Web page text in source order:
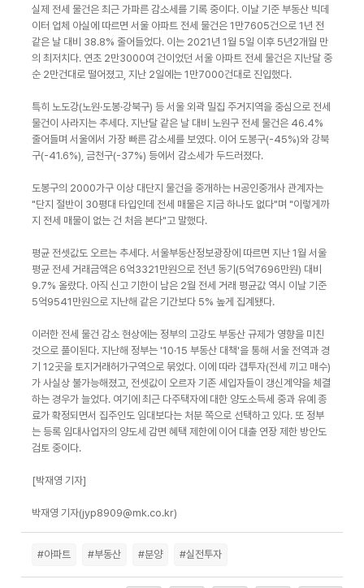
실제 전세 물건은 최근 가파른 감소세를 기록 중이다. 이날 기준 부동산 빅데
이터 업체 아실에 따르면 서울 아파트 전세 물건은 1만7605건으로 1년 전
같은 날 대비 38.8% 줄어들었다. 이는 2021년 1월 5일 이후 5년2개월 만
의 최저치다. 연초 2만3000여 건이었던 서울 아파트 전세 물건은 지난달 중
순 2만건대로 떨어졌고, 지난 2일에는 1만7000건대로 진입했다.
특히 노도강(노원·도봉·강북구) 등 서울 외곽 밀집 주거지역을 중심으로 전세
물건이 사라지는 추세다. 지난달 같은 날 대비 노원구 전세 물건은 46.4%
줄어들며 서울에서 가장 빠른 감소세를 보였다. 이어 도봉구(-45%)와 강북
구(-41.6%), 금천구(-37%) 등에서 감소세가 두드러졌다.
도봉구의 2000가구 이상 대단지 물건을 중개하는 H공인중개사 관계자는
"단지 절반이 30평대 타입인데 전세 매물은 지금 하나도 없다"며 "이렇게까
지 전세 매물이 없는 건 처음 본다"고 말했다.
평균 전셋값도 오르는 추세다. 서울부동산정보광장에 따르면 지난 1월 서울
평균 전세 거래금액은 6억3321만원으로 전년 동기(5억7696만원) 대비
9.7% 올랐다. 아직 신고 기한이 남은 2월 전세 거래 평균값 역시 이날 기준
5억9541만원으로 지난해 같은 기간보다 5% 높게 집계됐다.
이러한 전세 물건 감소 현상에는 정부의 고강도 부동산 규제가 영향을 미친
것으로 풀이된다. 지난해 정부는 '10·15 부동산 대책'을 통해 서울 전역과 경
기 12곳을 토지거래허가구역으로 묶었다. 이에 따라 갭투자(전세 끼고 매수)
가 사실상 불가능해졌고, 전셋값이 오르자 기존 세입자들이 갱신계약을 체결
하는 경우가 늘었다. 여기에 최근 다주택자에 대한 양도소득세 중과 유예 종
료가 확정되면서 집주인도 임대보다는 처분 쪽으로 선택하고 있다. 또 정부
는 등록 임대사업자의 양도세 감면 혜택 제한에 이어 대출 연장 제한 방안도
검토 중이다.
[박재영 기자]
박재영 기자(jyp8909@mk.co.kr)
#아파트 #부동산 #분양 #실전투자